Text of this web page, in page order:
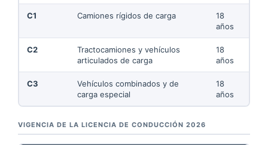
C1 Camiones rígidos de carga
18
años
C2
Tractocamiones y vehículos
articulados de carga
18
años
C3
Vehículos combinados y de
carga especial
18
años
VIGENCIA DE LA LICENCIA DE CONDUCCIÓN 2026